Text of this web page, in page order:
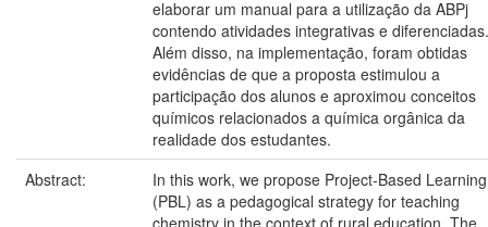
elaborar um manual para a utilização da ABPj
contendo atividades integrativas e diferenciadas.
Além disso, na implementação, foram obtidas
evidências de que a proposta estimulou a
participação dos alunos e aproximou conceitos
químicos relacionados a química orgânica da
realidade dos estudantes.
Abstract:
In this work, we propose Project-Based Learning
(PBL) as a pedagogical strategy for teaching
chemistry in the context of rural education. The